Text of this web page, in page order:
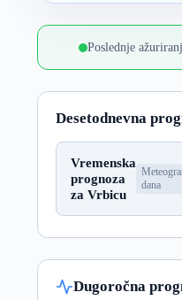
Poslednje
Desetodnevna
Vremenska
prognoza
za Vrbicu
dana
Dugoročna